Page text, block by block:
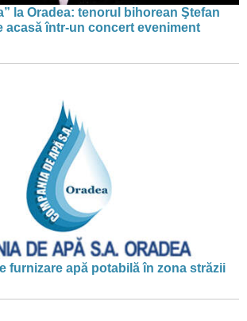
la Oradea: tenorul bihorean Ştefan
acasă într-un concert eveniment
furnizare apă potabilă în zona străzii